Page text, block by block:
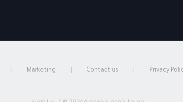
Privacy
Contact-us
Marketing